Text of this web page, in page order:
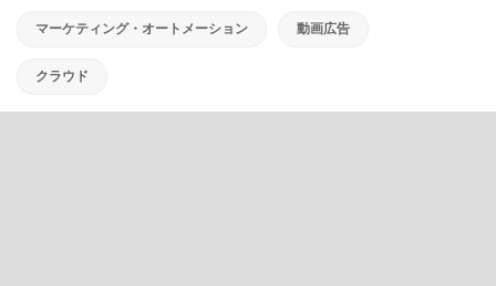
マーケティング・オートメーション 動画広告
クラウド